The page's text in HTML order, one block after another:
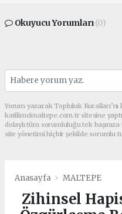
Okuyucu Yorumları(0)
Yorum yazarak Topluluk
katilimcimaltepe.com.tr sitesine
dolaylı tüm sorumluluğu tek
site yönetimi hiçbir şekilde sorumlu
Anasayfa MALTEPE
Zihinsel